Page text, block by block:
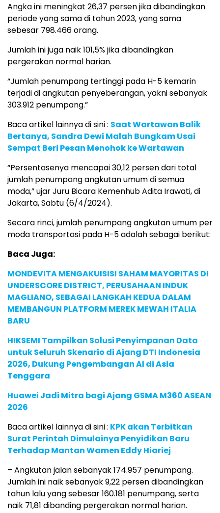
Angka ini meningkat 26,37 persen jika dibandingkan
periode yang sama di tahun 2023, yang sama
sebesar 798.466 orang.
Jumlah ini juga naik 101,5% jika dibandingkan
pergerakan normal harian.
“Jumlah penumpang tertinggi pada H-5 kemarin
terjadi di angkutan penyeberangan, yakni sebanyak
303.912 penumpang.”
Baca artikel lainnya di sini : Saat Wartawan Balik
Bertanya, Sandra Dewi Malah Bungkam Usai
Sempat Beri Pesan Menohok ke Wartawan
“Persentasenya mencapai 30,12 persen dari total
jumlah penumpang angkutan umum di semua
moda,” ujar Juru Bicara Kemenhub Adita Irawati, di
Jakarta, Sabtu (6/4/2024).
Secara rinci, jumlah penumpang angkutan umum per
moda transportasi pada H-5 adalah sebagai berikut:
Baca Juga:
MONDEVITA MENGAKUISISI SAHAM MAYORITAS DI
UNDERSCORE DISTRICT, PERUSAHAAN INDUK
MAGLIANO, SEBAGAI LANGKAH KEDUA DALAM
MEMBANGUN PLATFORM MEREK MEWAH ITALIA
BARU
HIKSEMI Tampilkan Solusi Penyimpanan Data
untuk Seluruh Skenario di Ajang DTI Indonesia
2026, Dukung Pengembangan AI di Asia
Tenggara
Huawei Jadi Mitra bagi Ajang GSMA M360 ASEAN
2026
Baca artikel lainnya di sini : KPK akan Terbitkan
Surat Perintah Dimulainya Penyidikan Baru
Terhadap Mantan Wamen Eddy Hiariej
– Angkutan jalan sebanyak 174.957 penumpang.
Jumlah ini naik sebanyak 9,22 persen dibandingkan
tahun lalu yang sebesar 160.181 penumpang, serta
naik 71,81 dibanding pergerakan normal harian.